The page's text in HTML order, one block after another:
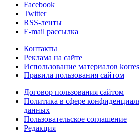
Facebook
Twitter
RSS-ленты
E-mail рассылка
Контакты
Реклама на сайте
Использование материалов
Правила пользования сайтом
Договор пользования сайтом
Политика в сфере
данных
Пользовательское соглашение
Редакция